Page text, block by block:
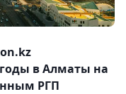
в Алматы на
РГП